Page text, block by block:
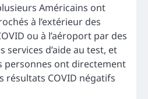
Américains ont
à l’extérieur des
ou à l’aéroport par des
d’aide au test, et
personnes ont directement
résultats COVID négatifs